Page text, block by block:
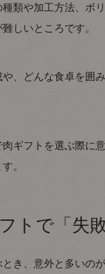
類や加工方法、ボ
しいところです。
、どんな食卓を囲
ギフトを選ぶ際に
。
トで「失
き、意外と多いの